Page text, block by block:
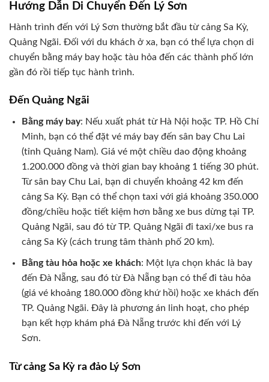
Hướng Dẫn Di Chuyển Đến Lý Sơn
Hành trình đến với Lý Sơn thường bắt đầu từ cảng Sa Kỳ,
Quảng Ngãi. Đối với du khách ở xa, bạn có thể lựa chọn di
chuyển bằng máy bay hoặc tàu hỏa đến các thành phố lớn
gần đó rồi tiếp tục hành trình.
Đến Quảng Ngãi
Bằng máy bay: Nếu xuất phát từ Hà Nội hoặc TP. Hồ Chí
Minh, bạn có thể đặt vé máy bay đến sân bay Chu Lai
(tỉnh Quảng Nam). Giá vé một chiều dao động khoảng
1.200.000 đồng và thời gian bay khoảng 1 tiếng 30 phút.
Từ sân bay Chu Lai, bạn di chuyển khoảng 42 km đến
cảng Sa Kỳ. Bạn có thể chọn taxi với giá khoảng 350.000
đồng/chiều hoặc tiết kiệm hơn bằng xe bus dừng tại TP.
Quảng Ngãi, sau đó từ TP. Quảng Ngãi đi taxi/xe bus ra
cảng Sa Kỳ (cách trung tâm thành phố 20 km).
Bằng tàu hỏa hoặc xe khách: Một lựa chọn khác là bay
đến Đà Nẵng, sau đó từ Đà Nẵng bạn có thể đi tàu hỏa
(giá vé khoảng 180.000 đồng khứ hồi) hoặc xe khách đến
TP. Quảng Ngãi. Đây là phương án linh hoạt, cho phép
bạn kết hợp khám phá Đà Nẵng trước khi đến với Lý
Sơn.
Từ cảng Sa Kỳ ra đảo Lý Sơn